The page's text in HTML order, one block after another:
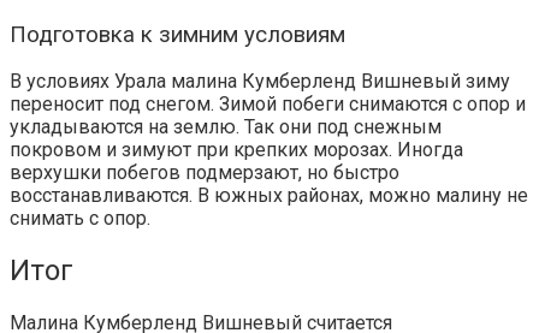
Подготовка к зимним условиям
В условиях Урала малина Кумберленд Вишневый зиму
переносит под снегом. Зимой побеги снимаются с опор и
укладываются на землю. Так они под снежным
покровом и зимуют при крепких морозах. Иногда
верхушки побегов подмерзают, но быстро
восстанавливаются. В южных районах, можно малину не
снимать с опор.
Итог
Малина Кумберленд Вишневый считается